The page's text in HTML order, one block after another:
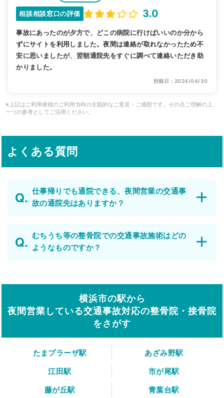
相談相談窓口の評価 3.0
事故にあったのが夕方で、どこの病院に行けばいいのか分から
ずにサイトを利用しました。夜間は連絡が取れなかったため不
安に思いましたが、翌朝通院先をすぐに調べて連絡いただき助
かりました。
投稿日：2024/04/30
※上記はご利用者様のご利用当時の主観的なご意見・ご感想です。その点ご理解の上、
一つの参考としてご活用ください。
よくある質問
仕事帰りでも通院できる、夜間営業の交通事
故の通院先はありますか？
むちうち等の整骨院での交通事故施術はどの
ようなものですか？
横浜市の駅から
夜間営業している交通事故対応の整骨院・接骨院
をさがす
たまプラーザ駅
あざみ野駅
江田駅
市が尾駅
藤が丘駅
青葉台駅